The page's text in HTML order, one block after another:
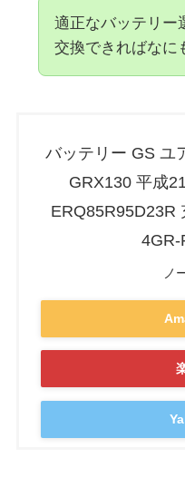
適正なバッテリー
交換できればなに
バッテリー GS ユ
GRX130 平成
ERQ85R95D23R
4GR-
ノ